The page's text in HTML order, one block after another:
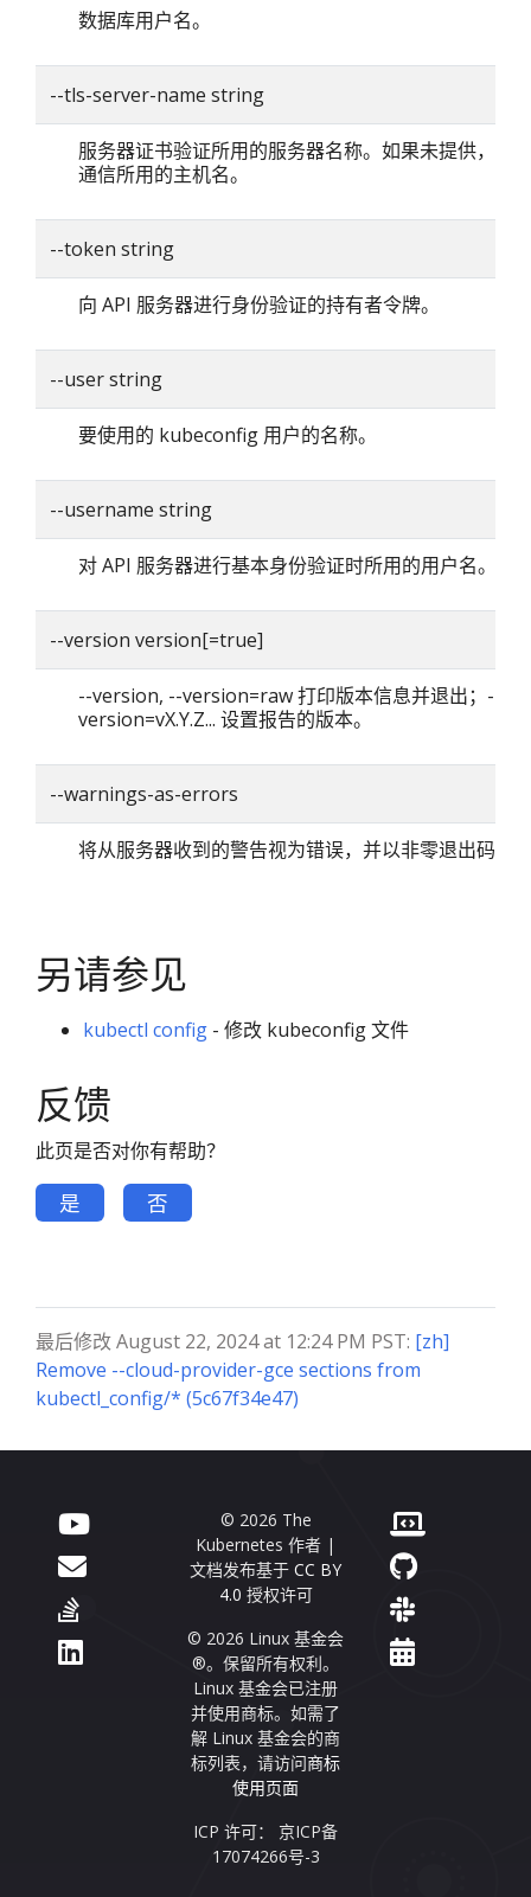
数据库用户名。
--tls-server-name string
服务器证书验证所用的服务器名称。如果未提供，则
通信所用的主机名。
--token string
向 API 服务器进行身份验证的持有者令牌。
--user string
要使用的 kubeconfig 用户的名称。
--username string
对 API 服务器进行基本身份验证时所用的用户名。
--version version[=true]
--version, --version=raw 打印版本信息并退出；--
version=vX.Y.Z... 设置报告的版本。
--warnings-as-errors
将从服务器收到的警告视为错误，并以非零退出码退
另请参见
kubectl config - 修改 kubeconfig 文件
反馈
此页是否对你有帮助？
是 否
最后修改 August 22, 2024 at 12:24 PM PST: [zh]
Remove --cloud-provider-gce sections from
kubectl_config/* (5c67f34e47)
© 2026 The
Kubernetes 作者 |
文档发布基于 CC BY
4.0 授权许可
© 2026 Linux 基金会
®。保留所有权利。
Linux 基金会已注册
并使用商标。如需了
解 Linux 基金会的商
标列表，请访问商标
使用页面
ICP 许可： 京ICP备
17074266号-3